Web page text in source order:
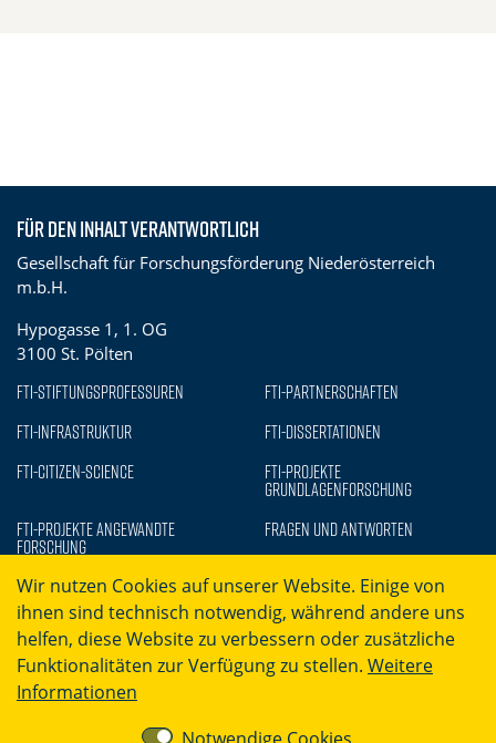
Für den Inhalt verantwortlich
Gesellschaft für Forschungsförderung Niederösterreich
m.b.H.
Hypogasse 1, 1. OG
3100 St. Pölten
FTI-Stiftungsprofessuren
FTI-Partnerschaften
FTI-Infrastruktur
FTI-Dissertationen
FTI-Citizen-Science
FTI-Projekte
Grundlagenforschung
FTI-Projekte Angewandte
Forschung
Fragen und Antworten
Barrierefreiheit
Wir nutzen Cookies auf unserer Website. Einige von
ihnen sind technisch notwendig, während andere uns
helfen, diese Website zu verbessern oder zusätzliche
Funktionalitäten zur Verfügung zu stellen. Weitere
Informationen